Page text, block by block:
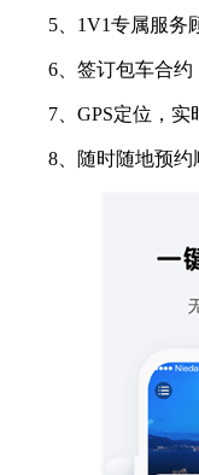
5、1V1专属服务顾
6、签订包车合约
7、GPS定位，实
8、随时随地预约